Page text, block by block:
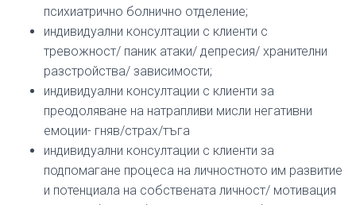
психиатрично болнично отделение;
индивидуални консултации с клиенти с
тревожност/ паник атаки/ депресия/ хранителни
разстройства/ зависимости;
индивидуални консултации с клиенти за
преодоляване на натрапливи мисли негативни
емоции- гняв/страх/тъга
индивидуални консултации с клиенти за
подпомагане процеса на личностното им развитие
и потенциала на собствената личност/ мотивация